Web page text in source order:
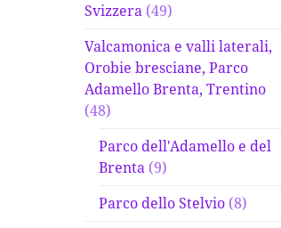
Svizzera (49)
Valcamonica e valli laterali,
Orobie bresciane, Parco
Adamello Brenta, Trentino
(48)
Parco dell'Adamello e del
Brenta (9)
Parco dello Stelvio (8)